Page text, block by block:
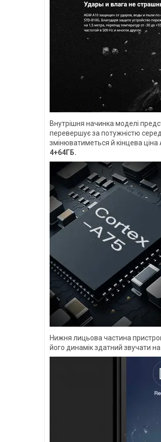
Внутрішня начинка моделі
перевершує за потужністю
змінюватиметься й кінцева
4+64ГБ.
Нижня лицьова частина
його динамік здатний звучати на